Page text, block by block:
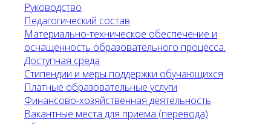
Руководство
Педагогический состав
Материально-техническое обеспечение и
оснащенность образовательного процесса.
Доступная среда
Стипендии и меры поддержки обучающихся
Платные образовательные услуги
Финансово-хозяйственная деятельность
Вакантные места для приема (перевода)